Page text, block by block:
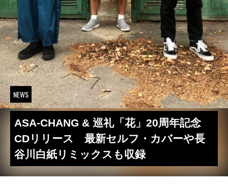
NEWS
ASA-CHANG & 巡礼「花」20周年記念
CDリリース 最新セルフ・カバーや長
谷川白紙リミックスも収録